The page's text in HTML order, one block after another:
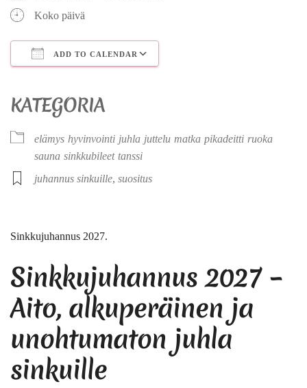
Koko päivä
ADD TO CALENDAR
KATEGORIA
elämys hyvinvointi juhla juttelu matka pikadeitti ruoka
sauna sinkkubileet tanssi
juhannus sinkuille, suositus
Sinkkujuhannus 2027.
Sinkkujuhannus 2027 –
Aito, alkuperäinen ja
unohtumaton juhla
sinkuille